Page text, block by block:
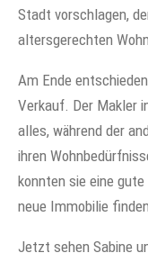
Stadt vorschlagen,
altersgerechten
Am Ende
Verkauf. Der Makler
alles, während der
ihren
konnten sie eine
neue Immobilie
Jetzt sehen Sabine